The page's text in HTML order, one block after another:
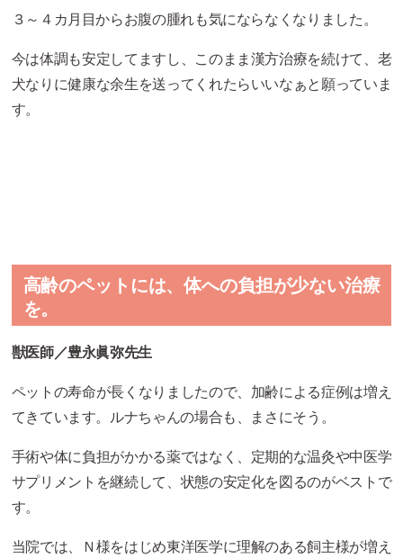
３～４カ月目からお腹の腫れも気にならなくなりました。
今は体調も安定してますし、このまま漢方治療を続けて、老
犬なりに健康な余生を送ってくれたらいいなぁと願っていま
す。
高齢のペットには、体への負担が少ない治療
を。
獣医師／豊永眞弥先生
ペットの寿命が長くなりましたので、加齢による症例は増え
てきています。ルナちゃんの場合も、まさにそう。
手術や体に負担がかかる薬ではなく、定期的な温灸や中医学
サプリメントを継続して、状態の安定化を図るのがベストで
す。
当院では、Ｎ様をはじめ東洋医学に理解のある飼主様が増え